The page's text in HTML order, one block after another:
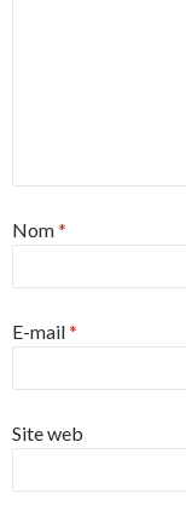
Nom*
E-mail*
Site web